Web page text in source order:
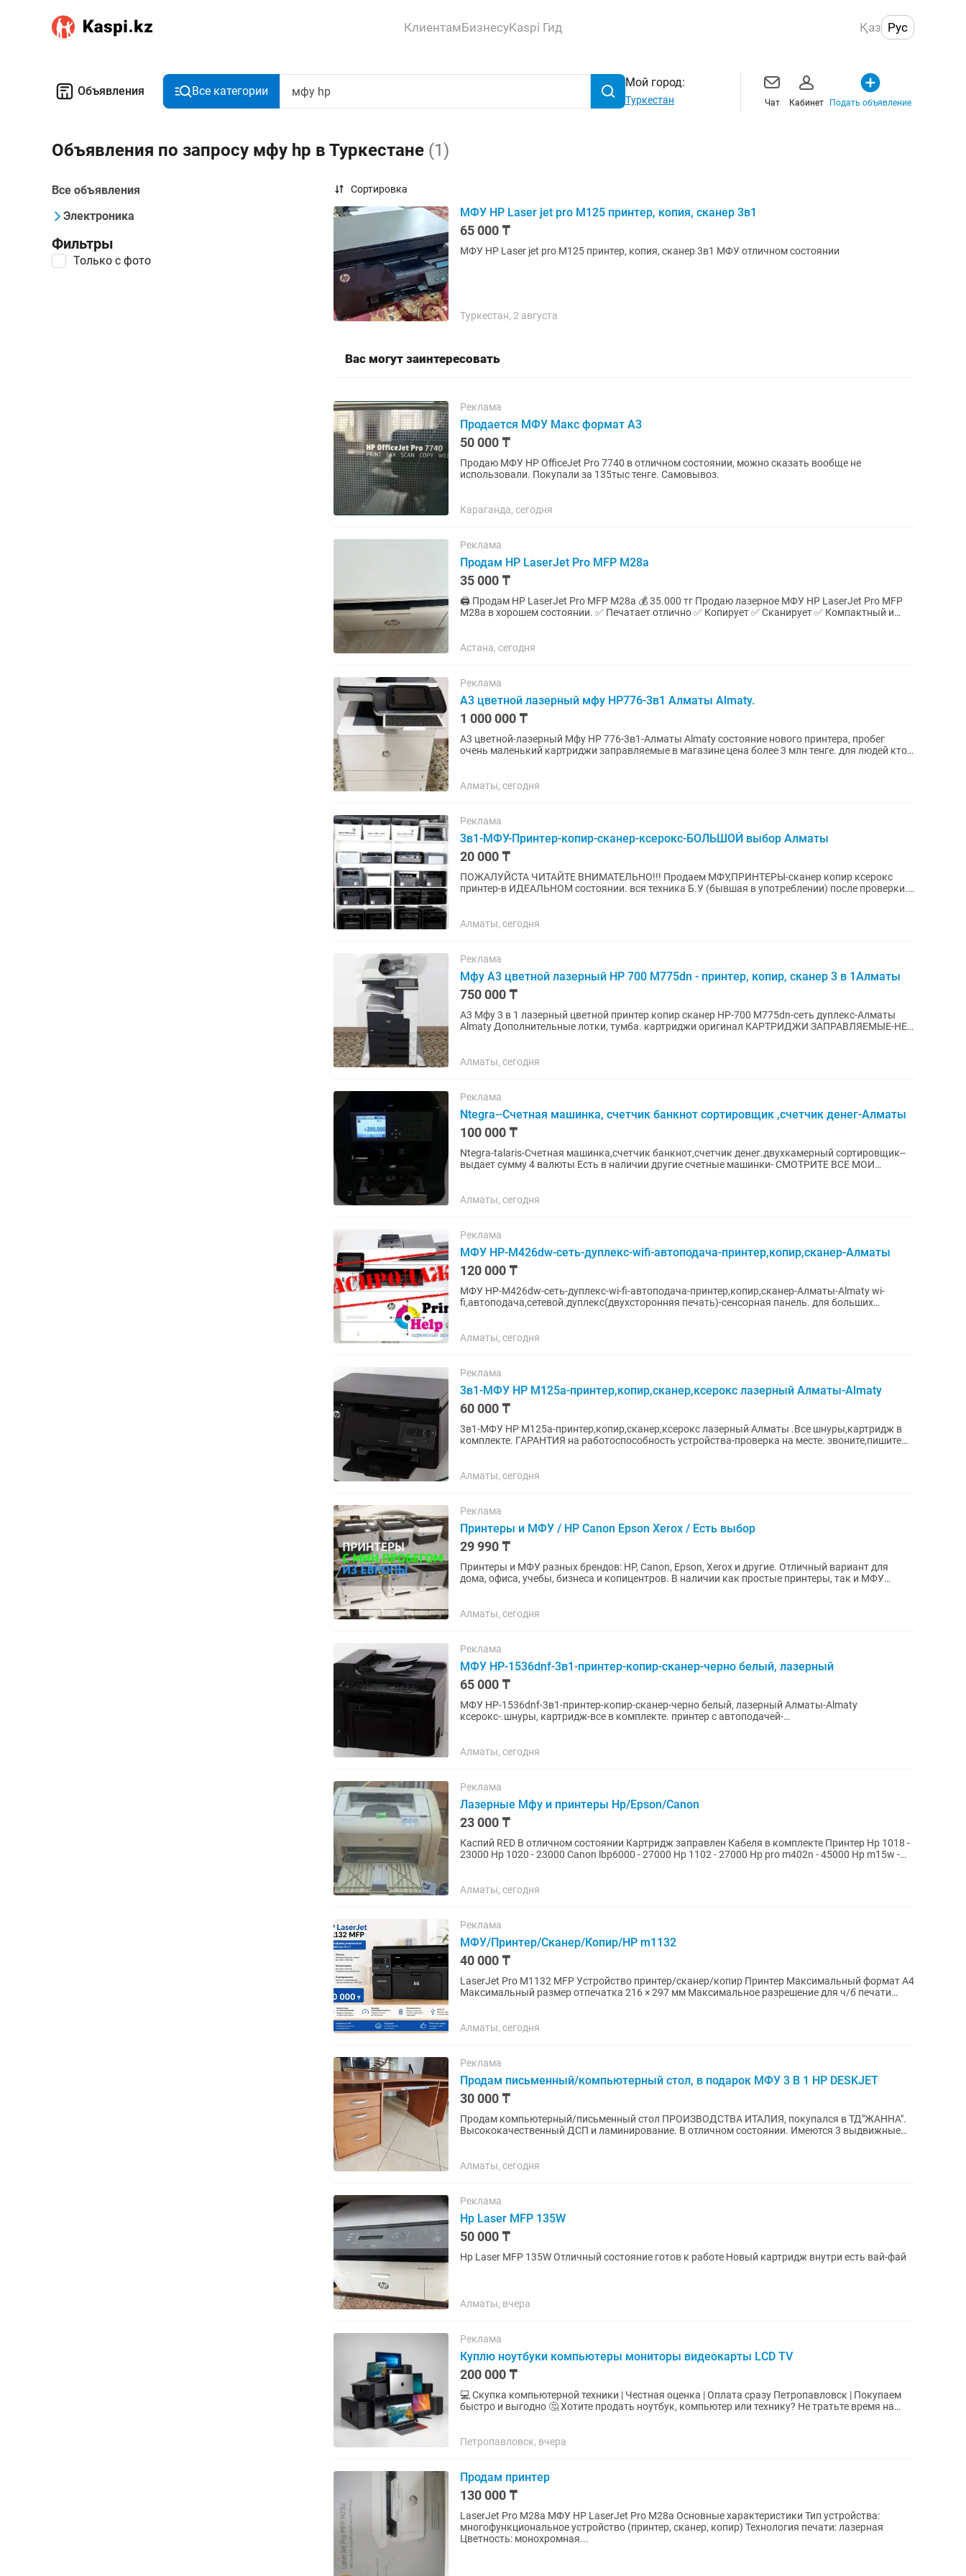
КлиентамБизнесуKaspi Гид Қаз Рус
Объявления Все категории
Мой город:
Туркестан Чат Кабинет Подать объявление
Объявления по запросу мфу hp в Туркестане (1)
Все объявления
Электроника
Фильтры
Только с фото
Сортировка
МФУ HP Laser jet pro M125 принтер, копия, сканер 3в1
65 000 ₸
МФУ HP Laser jet pro M125 принтер, копия, сканер 3в1 МФУ отличном состоянии
Туркестан, 2 августа
Вас могут заинтересовать
Реклама
Продается МФУ Макс формат А3
50 000 ₸
Продаю МФУ HP OfficeJet Pro 7740 в отличном состоянии, можно сказать вообще не
использовали. Покупали за 135тыс тенге. Самовывоз.
Караганда, сегодня
Реклама
Продам HP LaserJet Pro MFP M28a
35 000 ₸
🖨️ Продам HP LaserJet Pro MFP M28a 💰 35.000 тг Продаю лазерное МФУ HP LaserJet Pro MFP
M28a в хорошем состоянии. ✅ Печатает отлично ✅ Копирует ✅ Сканирует ✅ Компактный и
Астана, сегодня
Реклама
А3 цветной лазерный мфу HP776-3в1 Алматы Almaty.
1 000 000 ₸
A3 цветной-лазерный Мфу HP 776-3в1-Алматы Almaty состояние нового принтера, пробег
очень маленький картриджи заправляемые в магазине цена более 3 млн тенге. для людей кто
Алматы, сегодня
Реклама
3в1-МФУ-Принтер-копир-сканер-ксерокс-БОЛЬШОЙ выбор Алматы
20 000 ₸
ПОЖАЛУЙСТА ЧИТАЙТЕ ВНИМАТЕЛЬНО!!! Продаем МФУ,ПРИНТЕРЫ-сканер копир ксерокс
принтер-в ИДЕАЛЬНОМ состоянии. вся техника Б.У (бывшая в употреблении) после проверки.
Алматы, сегодня
Реклама
Мфу А3 цветной лазерный HP 700 M775dn - принтер, копир, сканер 3 в 1Алматы
750 000 ₸
А3 Мфу 3 в 1 лазерный цветной принтер копир сканер HP-700 M775dn-сеть дуплекс-Алматы
Almaty Дополнительные лотки, тумба. картриджи оригинал КАРТРИДЖИ ЗАПРАВЛЯЕМЫЕ-НЕ
Алматы, сегодня
Реклама
Ntegra--Счетная машинка, счетчик банкнот сортировщик ,счетчик денег-Алматы
100 000 ₸
Ntegra-talaris-Счетная машинка,счетчик банкнот,счетчик денег.двухкамерный сортировщик--
выдает сумму 4 валюты Есть в наличии другие счетные машинки- СМОТРИТЕ ВСЕ МОИ
Алматы, сегодня
Реклама
МФУ HP-M426dw-сеть-дуплекс-wifi-автоподача-принтер,копир,сканер-Алматы
120 000 ₸
МФУ HP-M426dw-сеть-дуплекс-wi-fi-автоподача-принтер,копир,сканер-Алматы-Almaty wi-
fi,автоподача,сетевой.дуплекс(двухсторонняя печать)-сенсорная панель. для больших
Алматы, сегодня
Реклама
3в1-МФУ HP M125a-принтер,копир,сканер,ксерокс лазерный Алматы-Almaty
60 000 ₸
3в1-МФУ HP M125a-принтер,копир,сканер,ксерокс лазерный Алматы .Все шнуры,картридж в
комплекте. ГАРАНТИЯ на работоспособность устройства-проверка на месте. звоните,пишите
Алматы, сегодня
Реклама
Принтеры и МФУ / HP Canon Epson Xerox / Есть выбор
29 990 ₸
Принтеры и МФУ разных брендов: HP, Canon, Epson, Xerox и другие. Отличный вариант для
дома, офиса, учебы, бизнеса и копицентров. В наличии как простые принтеры, так и МФУ
Алматы, сегодня
Реклама
МФУ HP-1536dnf-3в1-принтер-копир-сканер-черно белый, лазерный
65 000 ₸
МФУ HP-1536dnf-3в1-принтер-копир-сканер-черно белый, лазерный Алматы-Almaty
ксерокс-.шнуры, картридж-все в комплекте. принтер с автоподачей-
Алматы, сегодня
Реклама
Лазерные Мфу и принтеры Hp/Epson/Canon
23 000 ₸
Каспий RED В отличном состоянии Картридж заправлен Кабеля в комплекте Принтер Hp 1018 -
23000 Hp 1020 - 23000 Canon lbp6000 - 27000 Hp 1102 - 27000 Hp pro m402n - 45000 Hp m15w -
Алматы, сегодня
Реклама
МФУ/Принтер/Сканер/Копир/HP m1132
40 000 ₸
LaserJet Pro M1132 MFP Устройство принтер/сканер/копир Принтер Максимальный формат A4
Максимальный размер отпечатка 216 × 297 мм Максимальное разрешение для ч/б печати
Алматы, сегодня
Реклама
Продам письменный/компьютерный стол, в подарок МФУ 3 В 1 HP DESKJET
30 000 ₸
Продам компьютерный/письменный стол ПРОИЗВОДСТВА ИТАЛИЯ, покупался в ТД"ЖАННА".
Высококачественный ДСП и ламинирование. В отличном состоянии. Имеются 3 выдвижные
Алматы, сегодня
Реклама
Hp Laser MFP 135W
50 000 ₸
Hp Laser MFP 135W Отличный состояние готов к работе Новый картридж внутри есть вай-фай
Алматы, вчера
Реклама
Куплю ноутбуки компьютеры мониторы видеокарты LCD TV
200 000 ₸
💻 Скупка компьютерной техники | Честная оценка | Оплата сразу Петропавловск | Покупаем
быстро и выгодно 🤔 Хотите продать ноутбук, компьютер или технику? Не тратьте время на
Петропавловск, вчера
Продам принтер
130 000 ₸
LaserJet Pro M28a МФУ HP LaserJet Pro M28a Основные характеристики Тип устройства:
многофункциональное устройство (принтер, сканер, копир) Технология печати: лазерная
Цветность: монохромная...